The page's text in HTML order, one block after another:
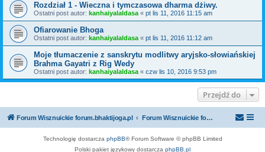
Rozdział 1 - Wieczna i tymczasowa dharma dżiwy.
Ostatni post autor: kanhaiyalaldasa « pt lis 11, 2016 11:15 am
Ofiarowanie Bhoga
Ostatni post autor: kanhaiyalaldasa « pt lis 11, 2016 11:12 am
Moje tłumaczenie z sanskrytu modlitwy aryjsko-słowiańskiej
Brahma Gayatri z Rig Wedy
Ostatni post autor: kanhaiyalaldasa « czw lis 10, 2016 9:53 pm
Przejdź do
Forum Wisznuickie forum.bhaktijoga.pl Forum Wisznuickie forum.bhaktijoga.pl
Technologię dostarcza phpBB® Forum Software © phpBB Limited
Polski pakiet językowy dostarcza phpBB.pl